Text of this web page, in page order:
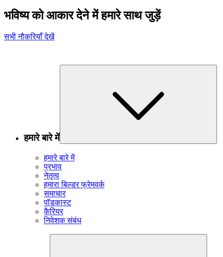
भविष्य को आकार देने में हमारे साथ जुड़ें
सभी नौकरियाँ देखें
हमारे बारे में
हमारे बारे में
प्रभाव
नेतृत्व
हमारा बिल्डर फ्रेमवर्क
समाचार
पॉडकास्ट
कैरियर
निवेशक संबंध